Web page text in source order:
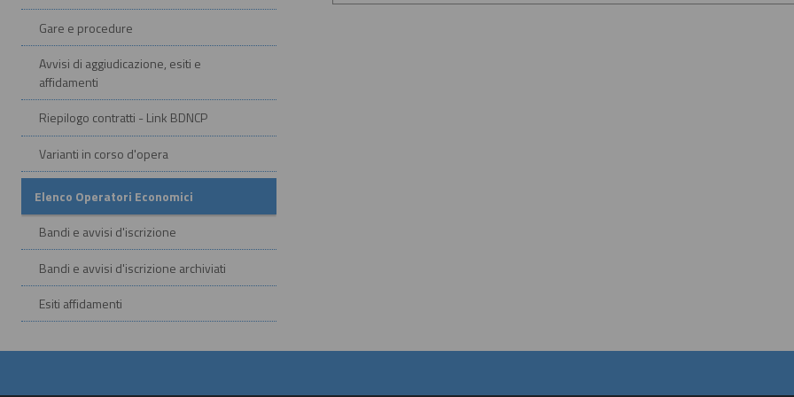
Gare e procedure
Avvisi di aggiudicazione, esiti e
affidamenti
Riepilogo contratti - Link BDNCP
Varianti in corso d'opera
Elenco Operatori Economici
Bandi e avvisi d'iscrizione
Bandi e avvisi d'iscrizione archiviati
Esiti affidamenti